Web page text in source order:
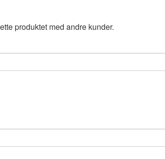
produktet med andre kunder.